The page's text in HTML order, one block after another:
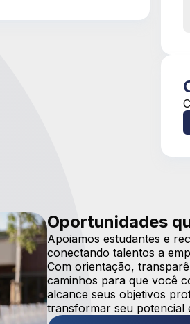
Oportunidades
Apoiamos estudantes e
conectando talentos a
Com orientação,
caminhos para que você
alcance seus objetivos
transformar seu potencial